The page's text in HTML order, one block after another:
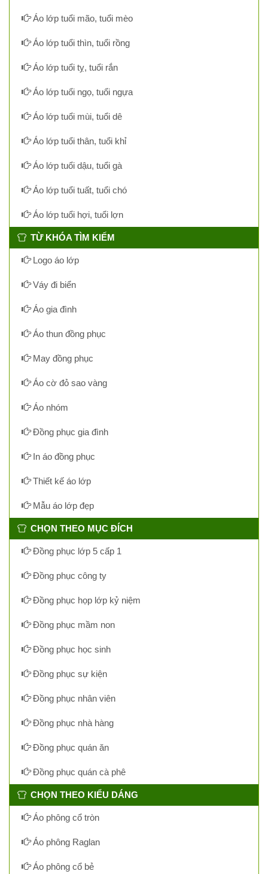
Áo lớp tuổi mão, tuổi mèo
Áo lớp tuổi thìn, tuổi rồng
Áo lớp tuổi tỵ, tuổi rắn
Áo lớp tuổi ngọ, tuổi ngựa
Áo lớp tuổi mùi, tuổi dê
Áo lớp tuổi thân, tuổi khỉ
Áo lớp tuổi dậu, tuổi gà
Áo lớp tuổi tuất, tuổi chó
Áo lớp tuổi hợi, tuổi lợn
TỪ KHÓA TÌM KIẾM
Logo áo lớp
Váy đi biển
Áo gia đình
Áo thun đồng phục
May đồng phục
Áo cờ đỏ sao vàng
Áo nhóm
Đồng phục gia đình
In áo đồng phục
Thiết kế áo lớp
Mẫu áo lớp đẹp
CHỌN THEO MỤC ĐÍCH
Đồng phục lớp 5 cấp 1
Đồng phục công ty
Đồng phục họp lớp kỷ niệm
Đồng phục mầm non
Đồng phục học sinh
Đồng phục sự kiện
Đồng phục nhân viên
Đồng phục nhà hàng
Đồng phục quán ăn
Đồng phục quán cà phê
CHỌN THEO KIỂU DÁNG
Áo phông cổ tròn
Áo phông Raglan
Áo phông cổ bẻ